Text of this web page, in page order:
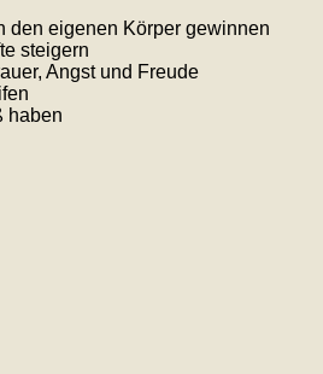
den eigenen Körper gewinnen
steigern
Angst und Freude
haben